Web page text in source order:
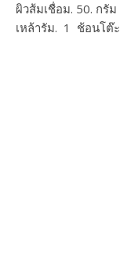
ผิวส้มเชื่อม. 50. กรัม
เหล้ารัม. 1 ช้อนโต๊ะ